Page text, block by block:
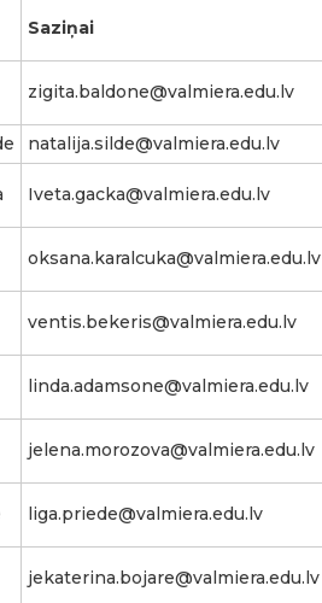
Saziņai
zigita.baldone@valmiera.edu.lv
natalija.silde@valmiera.edu.lv
Iveta.gacka@valmiera.edu.lv
oksana.karalcuka@valmiera.edu.lv
ventis.bekeris@valmiera.edu.lv
linda.adamsone@valmiera.edu.lv
jelena.morozova@valmiera.edu.lv
liga.priede@valmiera.edu.lv
jekaterina.bojare@valmiera.edu.lv